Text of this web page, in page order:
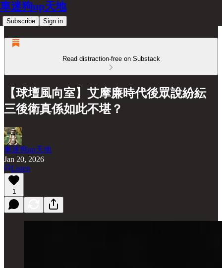
車迷狗up天地
Subscribe Sign in
Read distraction-free on Substack
【球壇風向室】艾摩廉時代後眾說紛紜
三後衛真係如此不堪？
車迷狗up天地
Jan 20, 2026
Listen
1